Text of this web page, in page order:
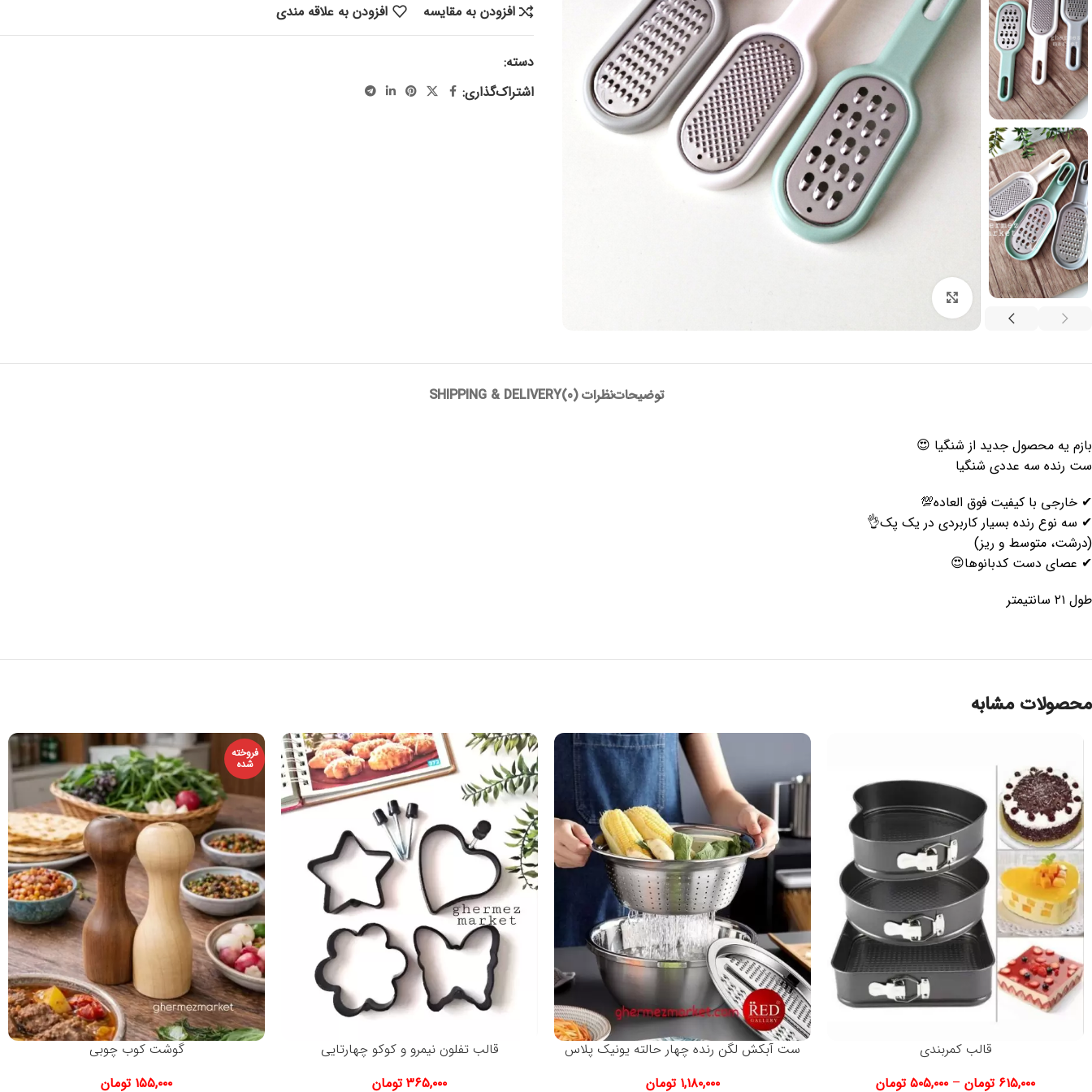
افزودن به مقایسه
افزودن به علاقه مندی
دسته:
اشتراک‌گذاری:
توضیحاتنظرات (0) SHIPPING & DELIVERY
بازم یه محصول جدید از شنگیا 😍
ست رنده سه عددی شنگیا
✔ خارجی با کیفیت فوق العاده💯
✔ سه نوع رنده بسیار کاربردی در یک پک👌
(درشت، متوسط و ریز)
✔ عصای دست کدبانوها😍
طول ۲۱ سانتیمتر
محصولات مشابه
قالب کمربندی
۶۱۵,۰۰۰ تومان – ۵۰۵,۰۰۰ تومان
ست آبکش لگن رنده چهار حالته یونیک پلاس
۱,۱۸۰,۰۰۰ تومان
قالب تفلون نیمرو و کوکو چهارتایی
۳۶۵,۰۰۰ تومان
فروخته
شده
گوشت کوب چوبی
۱۵۵,۰۰۰ تومان